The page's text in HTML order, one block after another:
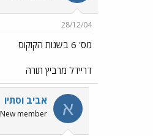
28/12/04
מס' 6 בשנות הקוקוס
דריידל מרביץ תורה
א אביב וסתיו
New member